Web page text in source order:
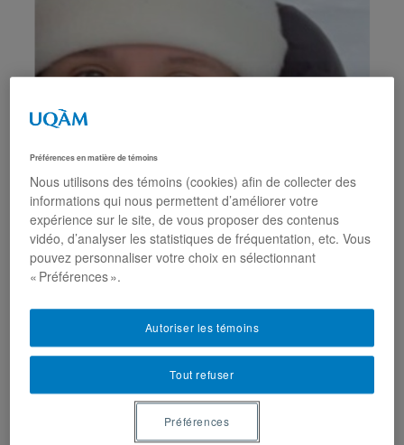
Dominik Massicotte
Préférences en matière de témoins
Nous utilisons des témoins (cookies) afin de collecter des
informations qui nous permettent d’améliorer votre
expérience sur le site, de vous proposer des contenus
vidéo, d’analyser les statistiques de fréquentation, etc. Vous
pouvez personnaliser votre choix en sélectionnant
« Préférences ».
Tout refuser
Autoriser les témoins
Préférences